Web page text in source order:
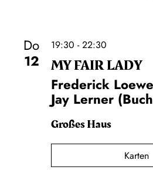
Do
12
19:30 - 22:30
MY FAIR LADY
Frederick
Jay Lerner
Großes Haus
Karten